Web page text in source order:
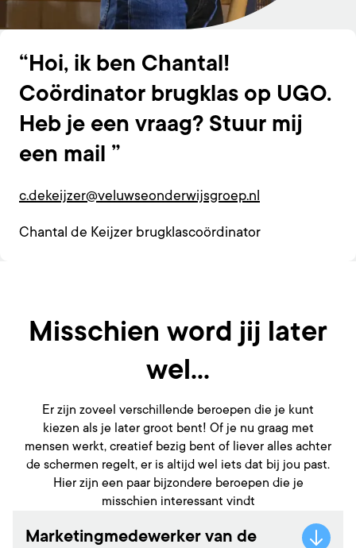
Hoi, ik ben Chantal!
Coördinator brugklas op UGO.
Heb je een vraag? Stuur mij
een mail
c.dekeijzer@veluwseonderwijsgroep.nl
Chantal de Keijzer brugklascoördinator
Misschien word jij later
wel...
Er zijn zoveel verschillende beroepen die je kunt
kiezen als je later groot bent! Of je nu graag met
mensen werkt, creatief bezig bent of liever alles achter
de schermen regelt, er is altijd wel iets dat bij jou past.
Hier zijn een paar bijzondere beroepen die je
misschien interessant vindt
Marketingmedewerker van de